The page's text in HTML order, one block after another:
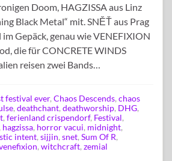
Doom, HAGZISSA aus Linz
Black Metal“ mit. SNĚŤ aus Prag
Gepäck, genau wie VENEFIXION
die für CONCRETE WINDS
reisen zwei Bands…
festival ever, Chaos Descends, chaos
, deathchant, deathworship, DHG,
, ferienland crispendorf, Festival,
hagzissa, horror vacui, midnight,
intent, sijjin, snet, Sum Of R,
, witchcraft, zemial